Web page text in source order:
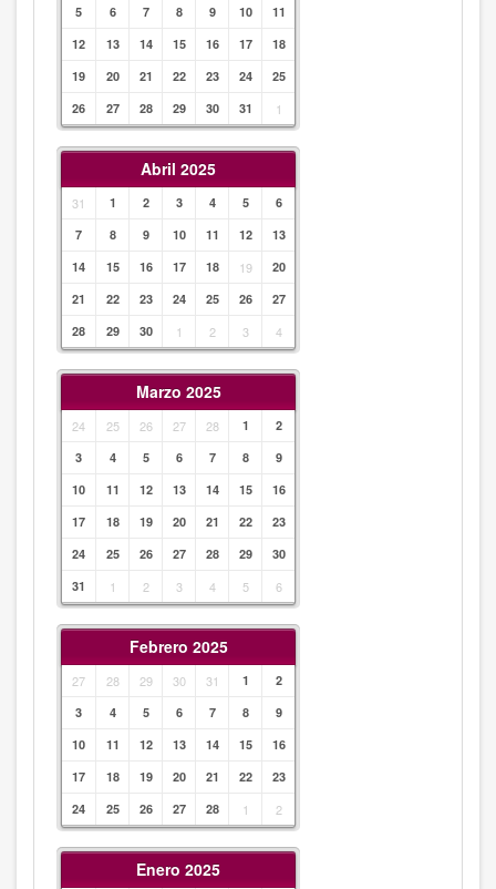
5 6 7 8 9 10
11
12
13 14 15 16 17
18
19
20 21 22 23 24
25
26
27 28 29 30 31 1
Abril 2025
31 1 2 3 4 5
6
7
8 9 10 11 12
13
14
15 16 17 18 19
20
21
22 23 24 25 26
27
28
29 30 1 2 3 4
Marzo 2025
24 25 26 27 28 1
2
3
4 5 6 7 8
9
10
11 12 13 14 15
16
17
18 19 20 21 22
23
24
25 26 27 28 29
30
31
1 2 3 4 5 6
Febrero 2025
27 28 29 30 31 1
2
3
4 5 6 7 8
9
10
11 12 13 14 15
16
17
18 19 20 21 22
23
24
25 26 27 28 1 2
Enero 2025